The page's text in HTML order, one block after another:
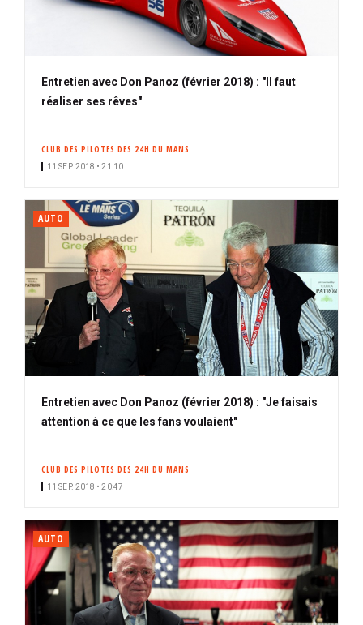
Entretien avec Don Panoz (février 2018) : "Il faut
réaliser ses rêves"
CLUB DES PILOTES DES 24H DU MANS
11 SEP. 2018 • 21:10
AUTO
Entretien avec Don Panoz (février 2018) : "Je faisais
attention à ce que les fans voulaient"
CLUB DES PILOTES DES 24H DU MANS
11 SEP. 2018 • 20:47
AUTO